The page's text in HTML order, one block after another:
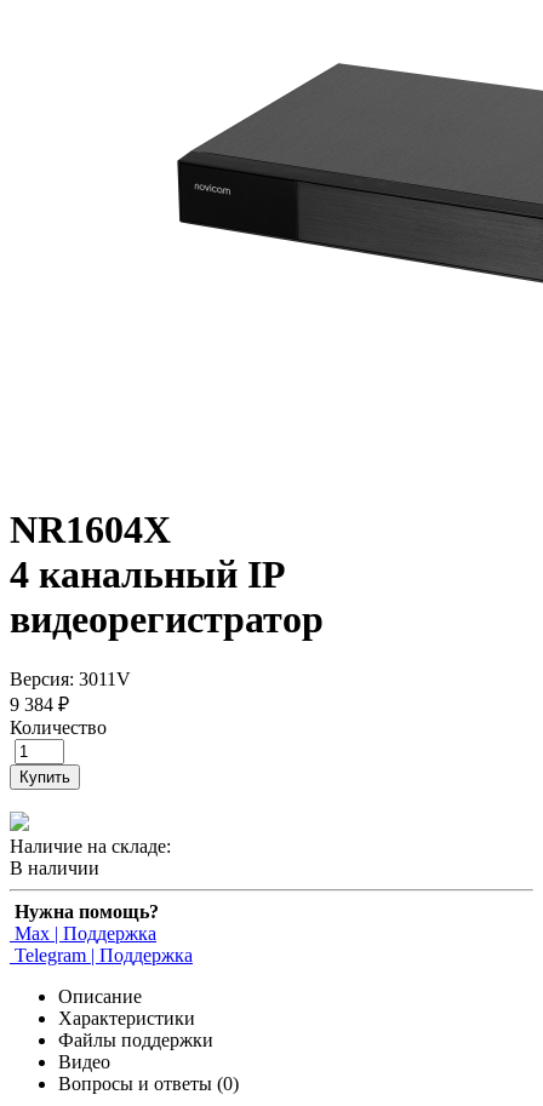
NR1604X
4 канальный IP
видеорегистратор
Версия: 3011V
9 384 ₽
Количество
Купить
Наличие на складе:
В наличии
Нужна помощь?
Max | Поддержка
Telegram | Поддержка
Описание
Характеристики
Файлы поддержки
Видео
Вопросы и ответы (0)